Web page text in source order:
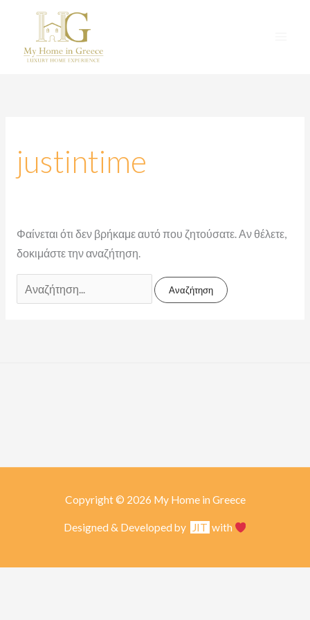
Μετάβαση
περιεχόμενο
justintime
Φαίνεται ότι δεν βρήκαμε αυτό που ζητούσατε. Αν θέλετε,
δοκιμάστε την αναζήτηση.
Copyright © 2026 My Home in Greece
Designed & Developed by JIT with